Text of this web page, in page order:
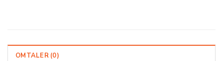
OMTALER (0)